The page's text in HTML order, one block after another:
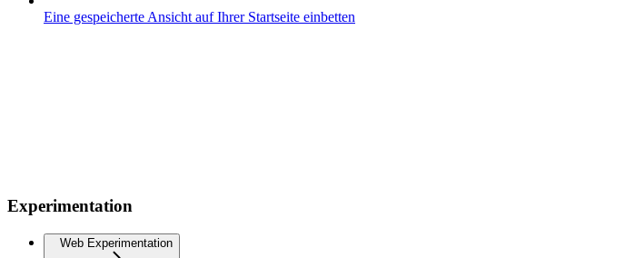
Eine gespeicherte Ansicht auf Ihrer Startseite einbetten
Experimentation
Web Experimentation